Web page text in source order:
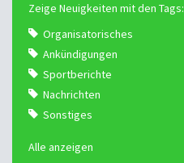
Zeige Neuigkeiten mit den Tags:
Organisatorisches
Ankündigungen
Sportberichte
Nachrichten
Sonstiges
Alle anzeigen